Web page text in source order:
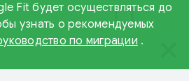
Fit будет осуществляться до
узнать о рекомендуемых
по миграции .